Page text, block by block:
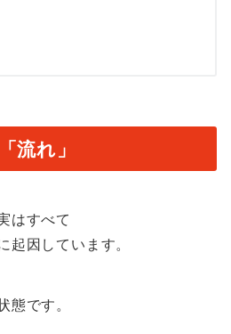
流れ」
はすべて
起因しています。
態です。